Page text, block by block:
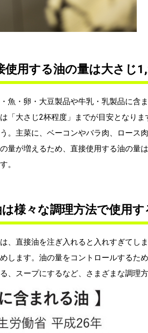
使用する油の量は大さじ
魚・卵・大豆製品や牛乳・乳製品に含
「大さじ2杯程度」までが目安となり
。主菜に、ベーコンやバラ肉、ロース
量が増えるため、直接使用する油の量
。
様々な調理方法で使用す
、直接油を注ぎ入れると入れすぎてし
します。油の量をコントロールするた
、スープにするなど、さまざまな調理